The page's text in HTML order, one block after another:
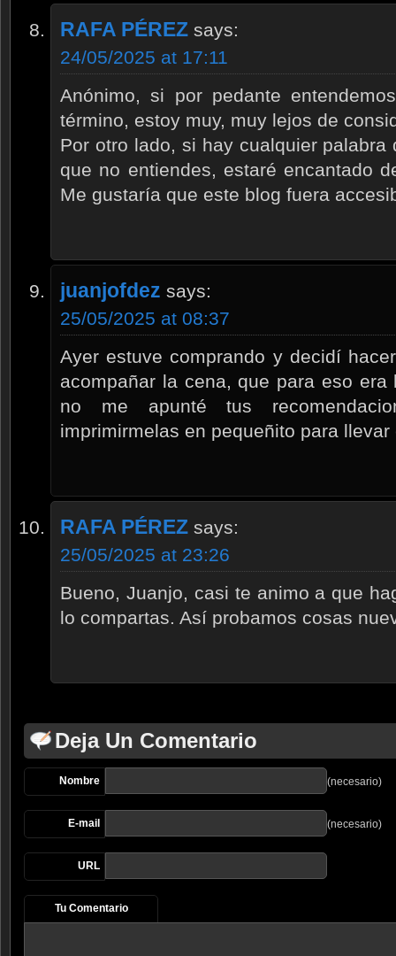
RAFA PÉREZ says:
24/05/2025 at 17:11
Anónimo, si por pedante
término, estoy muy, muy lejos de
Por otro lado, si hay cualquier
que no entiendes, estaré encantado
Me gustaría que este blog fuera
juanjofdez says:
25/05/2025 at 08:37
Ayer estuve comprando y decidí
acompañar la cena, que para eso
no me apunté tus
imprimirmelas en pequeñito para
RAFA PÉREZ says:
25/05/2025 at 23:26
Bueno, Juanjo, casi te animo a que
lo compartas. Así probamos cosas
Deja Un Comentario
Nombre (necesario)
E-mail (necesario)
URL
Tu Comentario